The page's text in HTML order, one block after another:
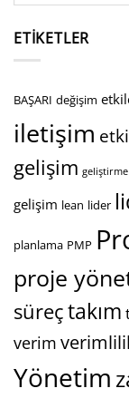
ETIKETLER
BAŞARI değişim
iletişim
gelişim geliştirme
gelişim lean lider
planlama PMP
proje
süreçtakım
verim
Yönetim